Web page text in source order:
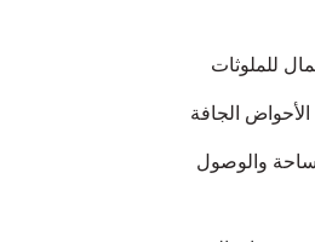
للملوثات
الجافة
والوصول